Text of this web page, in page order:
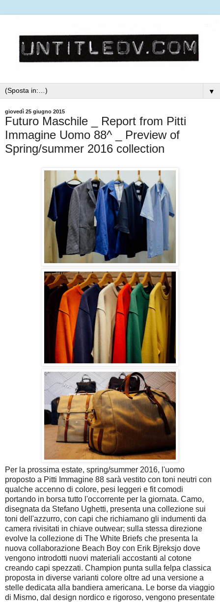
▼
giovedì 25 giugno 2015
Futuro Maschile _ Report from Pitti
Immagine Uomo 88^ _ Preview of
Spring/summer 2016 collection
Per la prossima estate, spring/summer 2016, l'uomo
proposto a Pitti Immagine 88 sarà vestito con toni neutri con
qualche accenno di colore, pesi leggeri e fit comodi
portando in borsa tutto l'occorrente per la giornata. Camo,
disegnata da Stefano Ughetti, presenta una collezione sui
toni dell'azzurro, con capi che richiamano gli indumenti da
camera rivisitati in chiave outwear; sulla stessa direzione
evolve la collezione di The White Briefs che presenta la
nuova collaborazione Beach Boy con Erik Bjreksjo dove
vengono introdotti nuovi materiali accostanti al cotone
creando capi spezzati. Champion punta sulla felpa classica
proposta in diverse varianti colore oltre ad una versione a
stelle dedicata alla bandiera americana. Le borse da viaggio
di Mismo, dal design nordico e rigoroso, vengono presentate